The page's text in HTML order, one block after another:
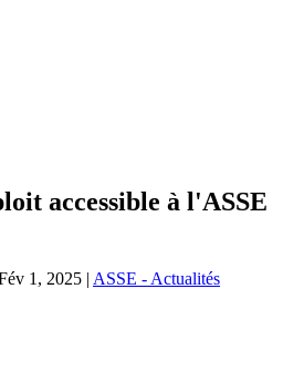
accessible à l'ASSE
1, 2025 | ASSE - Actualités